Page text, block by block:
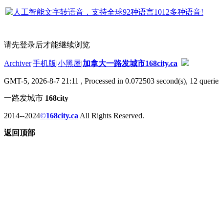
请先登录后才能继续浏览
Archiver|手机版|小黑屋|加拿大一路发城市168city.ca
GMT-5, 2026-8-7 21:11 , Processed in 0.072503 second(s), 12
一路发城市 168city
2014--2024©168city.ca All Rights Reserved.
返回顶部